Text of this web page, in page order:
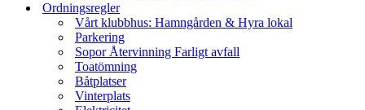
Ordningsregler
Vårt klubbhus: Hamngården & Hyra lokal
Parkering
Sopor Återvinning Farligt avfall
Toatömning
Båtplatser
Vinterplats